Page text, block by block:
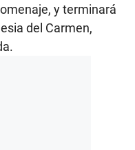
y terminará
del Carmen,